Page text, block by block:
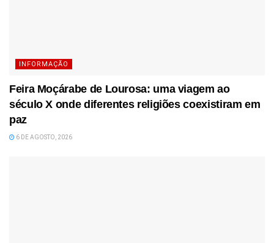
INFORMAÇÃO
Feira Moçárabe de Lourosa: uma viagem ao
século X onde diferentes religiões coexistiram em
paz
6 DE AGOSTO, 2026